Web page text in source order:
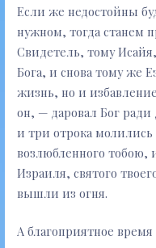
Если же недостойны
нужном, тогда станем
Свидетель, тому
Бога, и снова тому же
жизнь, но и
он, — даровал Бог ради
и три отрока
возлюбленного тобою,
Израиля, святого
вышли из огня.
А благоприятное время